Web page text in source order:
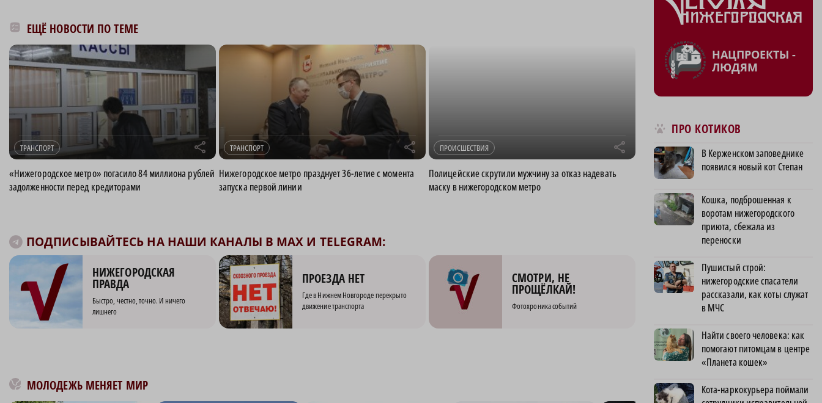
ЕЩЁ НОВОСТИ ПО ТЕМЕ
ТРАНСПОРТ r
«Нижегородское метро» погасило 84 миллиона рублей
задолженности перед кредиторами
ТРАНСПОРТ r
Нижегородское метро празднует 36-летие с момента
запуска первой линии
ПРОИСШЕСТВИЯ r
Полицейские скрутили мужчину за отказ надевать
маску в нижегородском метро
ПОДПИСЫВАЙТЕСЬ НА НАШИ КАНАЛЫ В MAX И TELEGRAM:
НИЖЕГОРОДСКАЯ
ПРАВДА
Быстро, честно, точно. И ничего
лишнего
ПРОЕЗДА НЕТ
Где в Нижнем Новгороде перекрыто
движение транспорта
СМОТРИ, НЕ
ПРОЩЁЛКАЙ!
Фотохроника событий
МОЛОДЕЖЬ МЕНЯЕТ МИР
НАЦПРОЕКТЫ -
ЛЮДЯМ
ПРО КОТИКОВ
В Керженском заповеднике
появился новый кот Степан
Кошка, подброшенная к
воротам нижегородского
приюта, сбежала из
переноски
Пушистый строй:
нижегородские спасатели
рассказали, как коты служат
в МЧС
Найти своего человека: как
помогают питомцам в центре
«Планета кошек»
Кота-наркокурьера поймали